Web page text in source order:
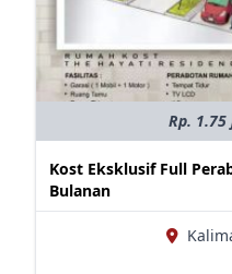
Rp.
Kost Eksklusif Full
Bulanan